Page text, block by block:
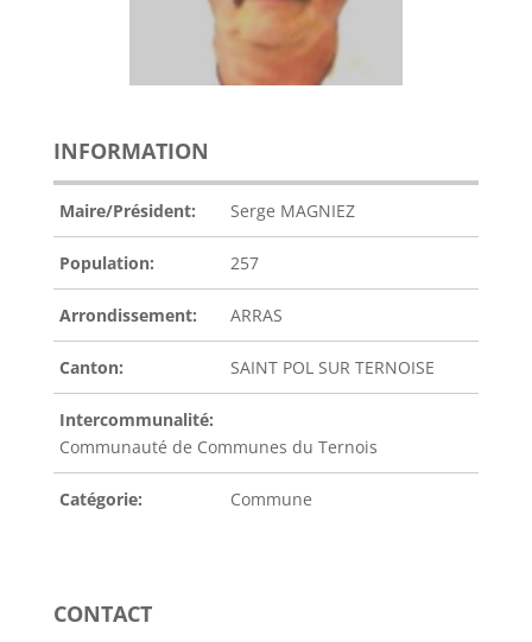
INFORMATION
Maire/Président: Serge MAGNIEZ
Population: 257
Arrondissement: ARRAS
Canton: SAINT POL SUR TERNOISE
Intercommunalité:
Communauté de Communes du Ternois
Catégorie: Commune
CONTACT